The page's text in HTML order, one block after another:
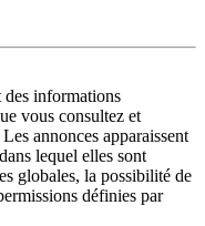
des informations
vous consultez et
annonces apparaissent
lequel elles sont
globales, la possibilité de
définies par